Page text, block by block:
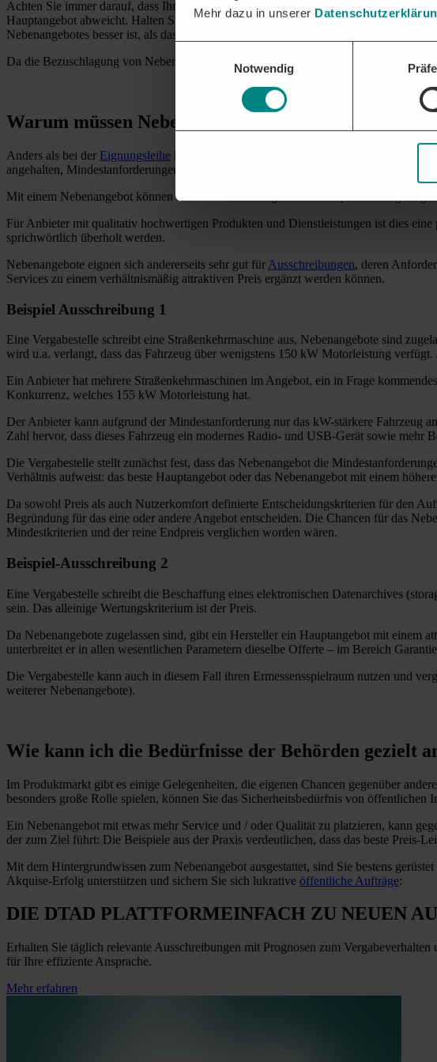
Mehr dazu in unserer
Notwendig
Achten Sie immer darauf, dass Ihr Nebenangebot sich eng an die Vorgaben der
Hauptangebot abweicht. Halten Sie sich bei der Angebotserstellung immer das Ziel
Nebenangebotes besser ist, als das der konkurrierenden Hauptangebote.
Da die Bezuschlagung von Nebenangeboten schon überproportional häufig
Warum müssen Nebenangebote die
Anders als bei der Eignungsleihe können Sie das Nebenangebot nicht nutzen, um
angehalten, Mindestanforderungen zu definieren, die alle Angebote erfüllen müssen,
Mit einem Nebenangebot können Sie damit keine Angebot mit beispielsweise
Für Anbieter mit qualitativ hochwertigen Produkten und Dienstleistungen ist dies
sprichwörtlich überholt werden.
Nebenangebote eignen sich andererseits sehr gut für Ausschreibungen, deren
Services zu einem verhältnismäßig attraktiven Preis ergänzt werden können.
Beispiel Ausschreibung 1
Eine Vergabestelle schreibt eine Straßenkehrmaschine aus, Nebenangebote sind
wird u.a. verlangt, dass das Fahrzeug über wenigstens 150 kW Motorleistung
Ein Anbieter hat mehrere Straßenkehrmaschinen im Angebot, ein in Frage
Konkurrenz, welches 155 kW Motorleistung hat.
Der Anbieter kann aufgrund der Mindestanforderung nur das kW-stärkere Fahrzeug
Zahl hervor, dass dieses Fahrzeug ein modernes Radio- und USB-Gerät sowie
Die Vergabestelle stellt zunächst fest, dass das Nebenangebot die
Verhältnis aufweist: das beste Hauptangebot oder das Nebenangebot mit einem
Da sowohl Preis als auch Nutzerkomfort definierte Entscheidungskriterien für den
Begründung für das eine oder andere Angebot entscheiden. Die Chancen für das
Mindestkriterien und der reine Endpreis verglichen worden wären.
Beispiel-Ausschreibung 2
Eine Vergabestelle schreibt die Beschaffung eines elektronischen Datenarchives
sein. Das alleinige Wertungskriterium ist der Preis.
Da Nebenangebote zugelassen sind, gibt ein Hersteller ein Hauptangebot mit einem
unterbreitet er in allen wesentlichen Parametern dieselbe Offerte – im Bereich
Die Vergabestelle kann auch in diesem Fall ihren Ermessensspielraum nutzen und
weiterer Nebenangebote).
Wie kann ich die Bedürfnisse der Behörden gezielt
Im Produktmarkt gibt es einige Gelegenheiten, die eigenen Chancen gegenüber
besonders große Rolle spielen, können Sie das Sicherheitsbedürfnis von öffentlichen
Ein Nebenangebot mit etwas mehr Service und / oder Qualität zu platzieren, kann
der zum Ziel führt: Die Beispiele aus der Praxis verdeutlichen, dass das beste
Mit dem Hintergrundwissen zum Nebenangebot ausgestattet, sind Sie bestens
Akquise-Erfolg unterstützen und sichern Sie sich lukrative öffentliche Aufträge:
DIE DTAD PLATTFORMEINFACH ZU NEUEN
Erhalten Sie täglich relevante Ausschreibungen mit Prognosen zum
für Ihre effiziente Ansprache.
Mehr erfahren